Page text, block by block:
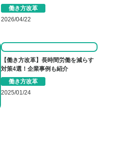
働き方改革
2026/04/22
【働き方改革】長時間労働を減らす
対策4選！企業事例も紹介
働き方改革
2025/01/24